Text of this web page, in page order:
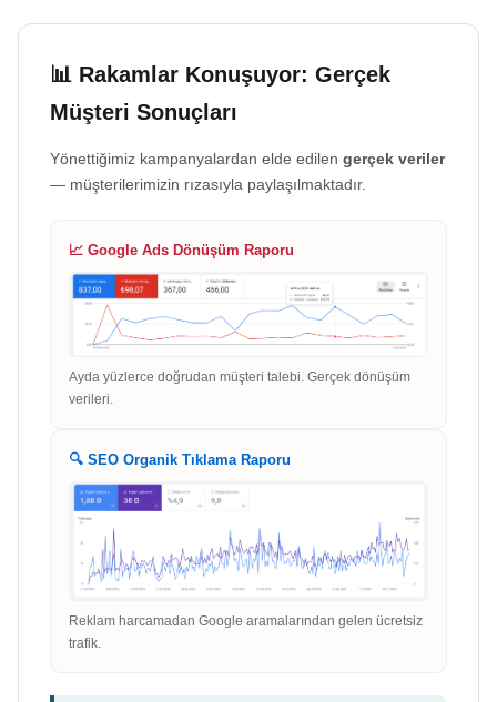
📊 Rakamlar Konuşuyor: Gerçek
Müşteri Sonuçları
Yönettiğimiz kampanyalardan elde edilen gerçek veriler
— müşterilerimizin rızasıyla paylaşılmaktadır.
📈 Google Ads Dönüşüm Raporu
Ayda yüzlerce doğrudan müşteri talebi. Gerçek dönüşüm
verileri.
🔍 SEO Organik Tıklama Raporu
Reklam harcamadan Google aramalarından gelen ücretsiz
trafik.